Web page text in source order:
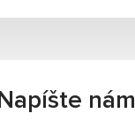
Napíšte nám